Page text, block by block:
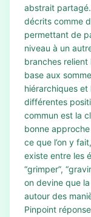
abstrait
décrits comme
permettant de
niveau à un
branches relient
base aux
hiérarchiques et
différentes
commun est la
bonne
ce que l’on y
existe entre les
“grimper”,
on devine que
autour des
Pinpoint